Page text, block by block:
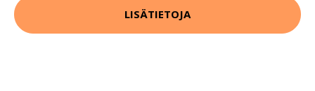
LISÄTIETOJA